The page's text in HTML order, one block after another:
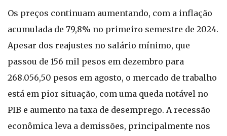
Os preços continuam aumentando, com a inflação
acumulada de 79,8% no primeiro semestre de 2024.
Apesar dos reajustes no salário mínimo, que
passou de 156 mil pesos em dezembro para
268.056,50 pesos em agosto, o mercado de trabalho
está em pior situação, com uma queda notável no
PIB e aumento na taxa de desemprego. A recessão
econômica leva a demissões, principalmente nos